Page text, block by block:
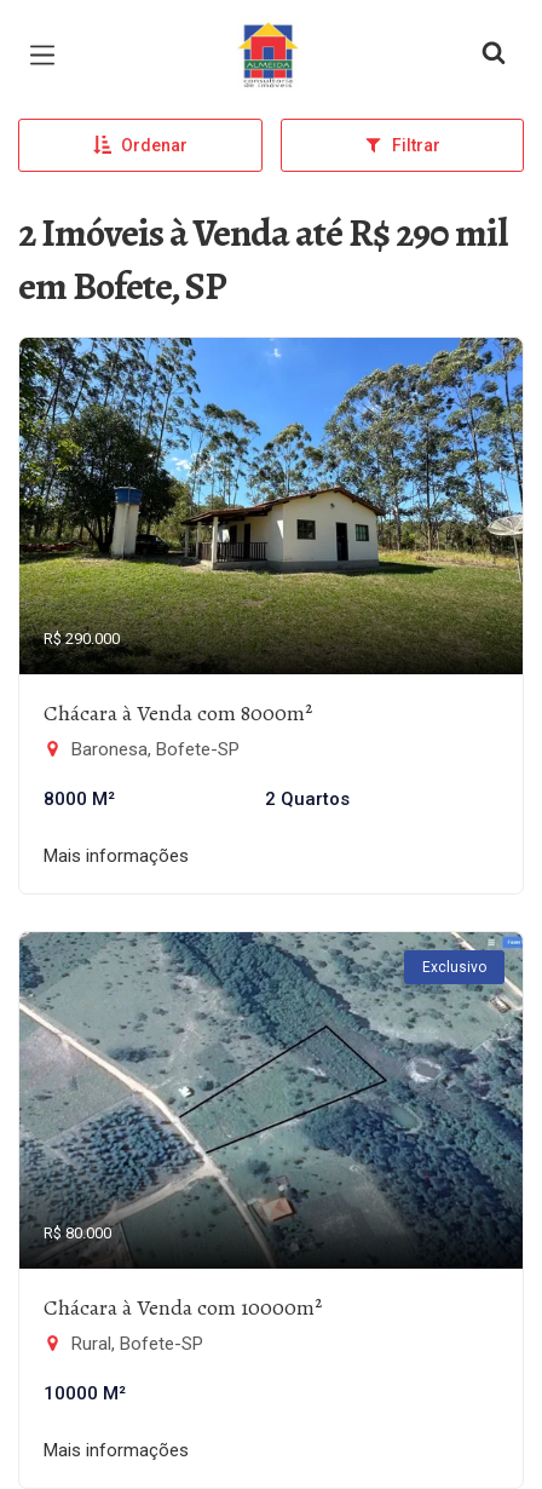
Página inicial
Ordenar Filtrar
2 Imóveis à Venda até R$ 290 mil
em Bofete, SP
R$ 290.000
Chácara à Venda com 8000m²
Baronesa, Bofete-SP
8000 M² 2 Quartos
Mais informações
Exclusivo
R$ 80.000
Chácara à Venda com 10000m²
Rural, Bofete-SP
10000 M²
Mais informações